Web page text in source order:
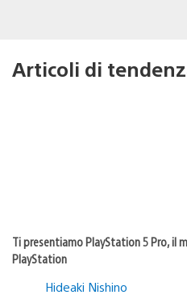
Articoli di
Ti presentiamo PlayStation 5 Pro, il
PlayStation
Hideaki Nishino